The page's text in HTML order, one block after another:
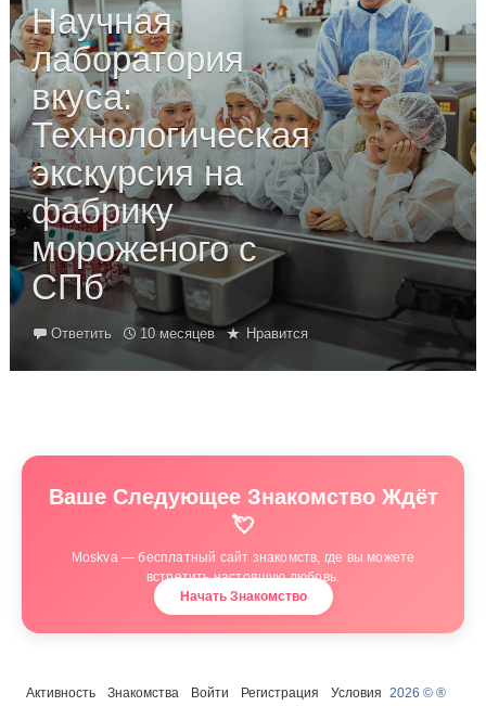
Научная
лаборатория
вкуса:
Технологическая
экскурсия на
фабрику
мороженого с
СПб
Ответить 10 месяцев Нравится
Ваше Следующее Знакомство Ждёт
💘
Moskva — бесплатный сайт знакомств, где вы можете
встретить настоящую любовь.
Начать Знакомство
Активность Знакомства Войти Регистрация Условия 2026 © ®